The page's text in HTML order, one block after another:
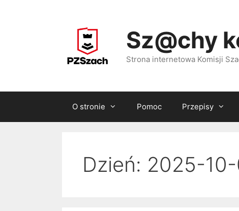
Sz@chy
Strona internetowa Komisji
O stronie Pomoc Przepisy
Dzień: 2025-10-